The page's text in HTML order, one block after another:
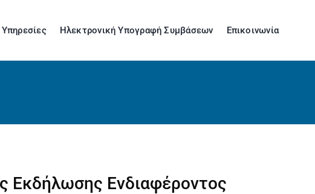
Ηλεκτρονική Υπογραφή Συμβάσεων Επικοινωνία
Εκδήλωσης Ενδιαφέροντος